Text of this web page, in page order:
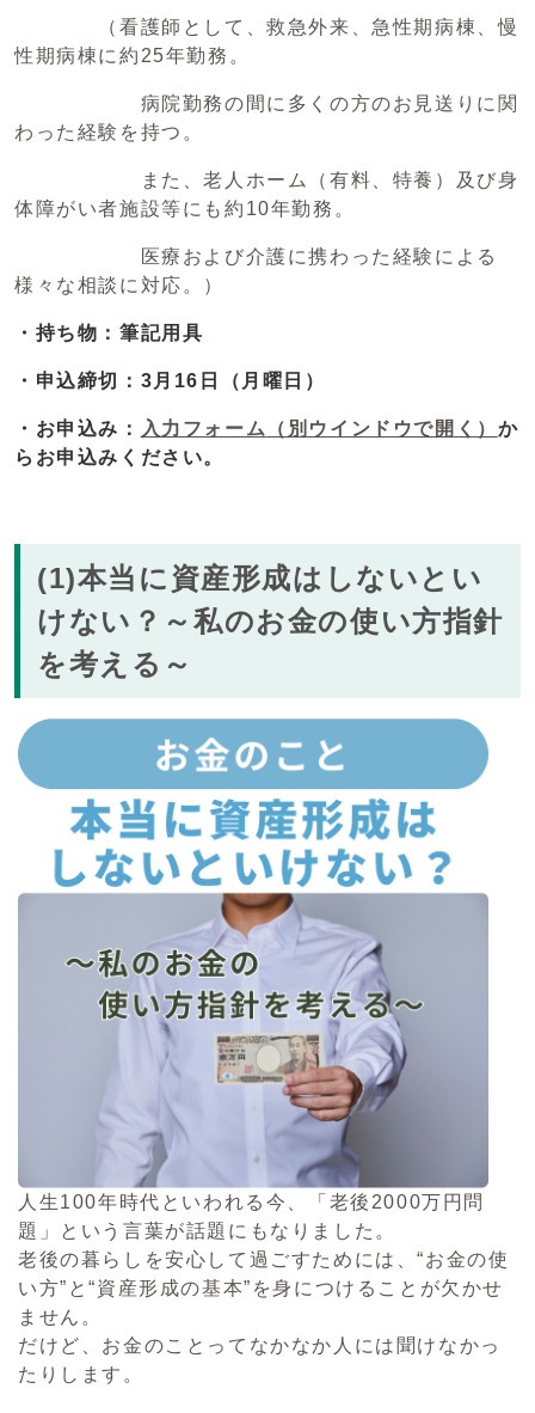
（看護師として、救急外来、急性期病棟、慢
性期病棟に約25年勤務。
病院勤務の間に多くの方のお見送りに関
わった経験を持つ。
また、老人ホーム（有料、特養）及び身
体障がい者施設等にも約10年勤務。
医療および介護に携わった経験による
様々な相談に対応。）
・持ち物：筆記用具
・申込締切：3月16日（月曜日）
・お申込み： 入力フォーム （別ウインドウで開く） か
らお申込みください。
(1)本当に資産形成はしないとい
けない？～私のお金の使い方指針
を考える～
人生100年時代といわれる今、「老後2000万円問
題」という言葉が話題にもなりました。
老後の暮らしを安心して過ごすためには、“お金の使
い方”と“資産形成の基本”を身につけることが欠かせ
ません。
だけど、お金のことってなかなか人には聞けなかっ
たりします。